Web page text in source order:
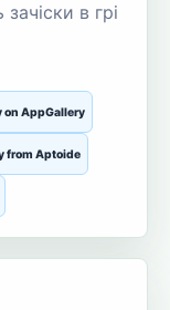
в грі
on AppGallery
from Aptoide